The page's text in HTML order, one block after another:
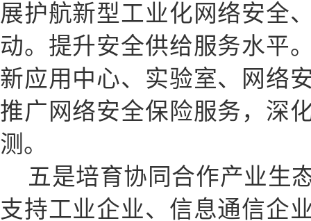
展护航新型工业化网络安
动。提升安全供给服务水平
新应用中心、实验室、网络
推广网络安全保险服务，深
测。
五是培育协同合作产业生
支持工业企业、信息通信企